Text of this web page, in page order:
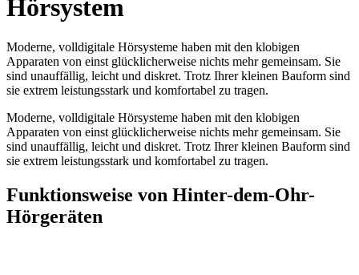
Hörsystem
Moderne, volldigitale Hörsysteme haben mit den klobigen
Apparaten von einst glücklicherweise nichts mehr gemeinsam. Sie
sind unauffällig, leicht und diskret. Trotz Ihrer kleinen Bauform sind
sie extrem leistungsstark und komfortabel zu tragen.
Moderne, volldigitale Hörsysteme haben mit den klobigen
Apparaten von einst glücklicherweise nichts mehr gemeinsam. Sie
sind unauffällig, leicht und diskret. Trotz Ihrer kleinen Bauform sind
sie extrem leistungsstark und komfortabel zu tragen.
Funktionsweise von Hinter-dem-Ohr-
Hörgeräten